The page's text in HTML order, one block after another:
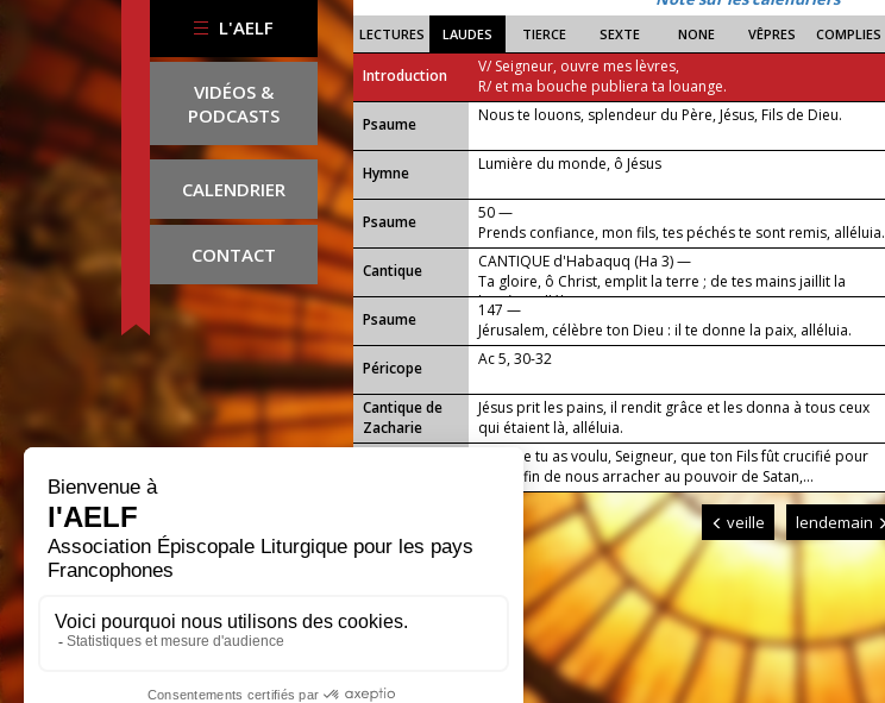
L'AELF
VIDÉOS &
PODCASTS
CALENDRIER
CONTACT
LECTURES LAUDES TIERCE SEXTE NONE VÊPRES COMPLIES
Introduction
V/ Seigneur, ouvre mes lèvres,
R/ et ma bouche publiera ta louange.
Psaume
Nous te louons, splendeur du Père, Jésus, Fils de Dieu.
Hymne Lumière du monde, ô Jésus
Psaume
50 —
Prends confiance, mon fils, tes péchés te sont remis, alléluia.
Cantique
CANTIQUE d'Habaquq (Ha 3) —
Ta gloire, ô Christ, emplit la terre ; de tes mains jaillit la
lumière, alléluia.
Psaume
147 —
Jérusalem, célèbre ton Dieu : il te donne la paix, alléluia.
Péricope
Ac 5, 30-32
Cantique de
Zacharie
Jésus prit les pains, il rendit grâce et les donna à tous ceux
qui étaient là, alléluia.
Puisque tu as voulu, Seigneur, que ton Fils fût crucifié pour
nous afin de nous arracher au pouvoir de Satan,...
veille lendemain